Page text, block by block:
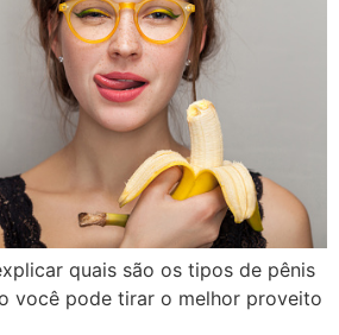
quais são os tipos de pênis
você pode tirar o melhor proveito